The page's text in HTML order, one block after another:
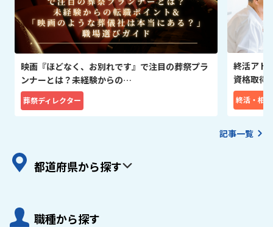
記事一覧
映画『ほどなく、お別れです』で注目の葬祭プラ
ンナーとは？未経験からの…
葬祭ディレクター
終活アド
資格取得
終活・相
都道府県から探す
職種から探す